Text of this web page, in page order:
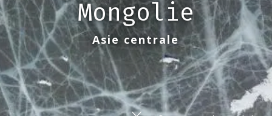
Mongolie
Asie centrale